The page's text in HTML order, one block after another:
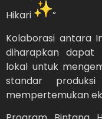
Hikari
”
Kolaborasi antara
diharapkan dapat
lokal untuk
standar
mempertemukan